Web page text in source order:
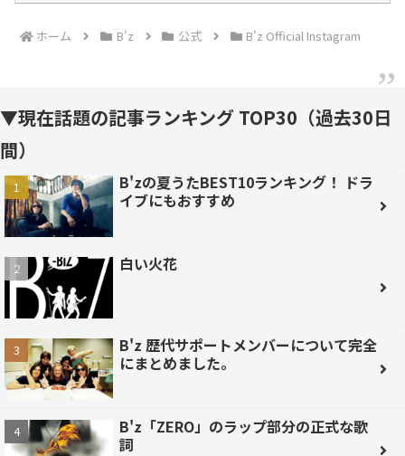
ホーム B'z 公式 B'z Official Instagram
▼現在話題の記事ランキング TOP30（過去30日
間）
B'zの夏うたBEST10ランキング！ ドラ
イブにもおすすめ
白い火花
B'z 歴代サポートメンバーについて完全
にまとめました。
B'z「ZERO」のラップ部分の正式な歌
詞